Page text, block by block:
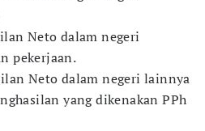
Neto dalam negeri
pekerjaan.
Neto dalam negeri lainnya
yang dikenakan PPh